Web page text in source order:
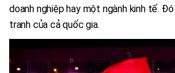
doanh nghiệp hay một ngành kinh tế.
tranh của cả quốc gia.